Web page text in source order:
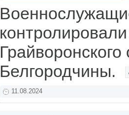
Грайворонского
Белгородчины.
11.08.2024